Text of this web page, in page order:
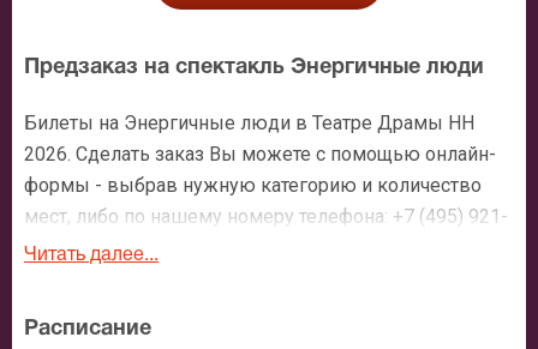
Предзаказ на спектакль Энергичные люди
Билеты на Энергичные люди в Театре Драмы НН
2026. Сделать заказ Вы можете с помощью онлайн-
формы - выбрав нужную категорию и количество
мест, либо по нашему номеру телефона: +7 (495) 921-
35-00. После оформления заявки с Вами свяжется
зрительном зале, о том как заказать билет и утвердит
Читать далее...
Расписание